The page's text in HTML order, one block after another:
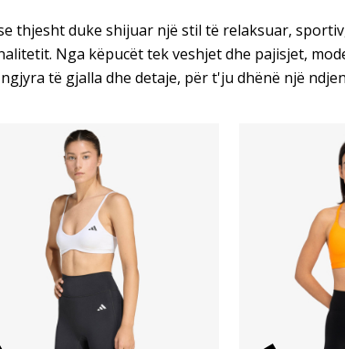
thjesht duke shijuar një stil të relaksuar,
Nga këpucët tek veshjet dhe pajisjet,
të gjalla dhe detaje, për t'ju dhënë një
Krahasoni